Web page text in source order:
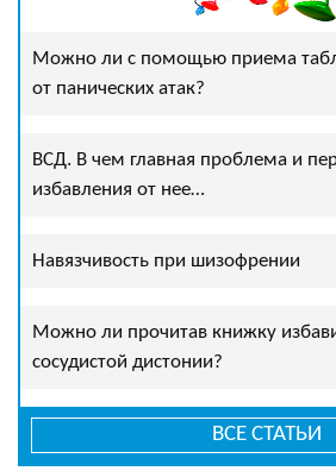
Можно ли с помощью приема
от панических атак?
ВСД. В чем главная проблема и
избавления от нее…
Навязчивость при шизофрении
Можно ли прочитав книжку
сосудистой дистонии?
ВСЕ СТАТЬИ